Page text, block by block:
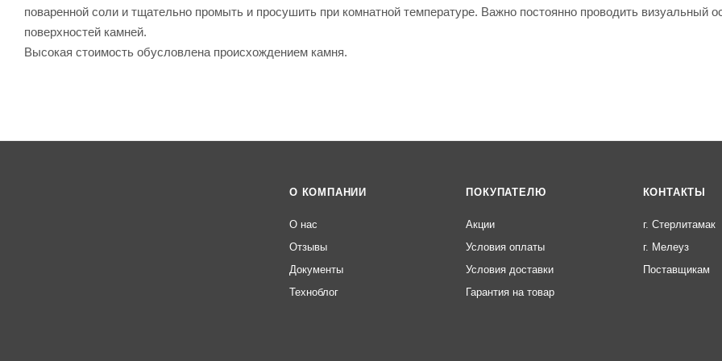
поваренной соли и тщательно промыть и просушить при комнатной температуре. Важно постоянно проводить визуальный
поверхностей камней.
Высокая стоимость обусловлена происхождением камня.
О КОМПАНИИ
О нас
Отзывы
Документы
Техноблог
ПОКУПАТЕЛЮ
Акции
Условия оплаты
Условия доставки
Гарантия на товар
КОНТАКТЫ
г. Стерлитамак
г. Мелеуз
Поставщикам